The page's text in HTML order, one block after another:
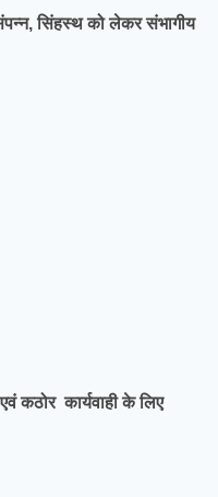
सिंहस्थ को लेकर संभागीय
कठोर कार्यवाही के लिए